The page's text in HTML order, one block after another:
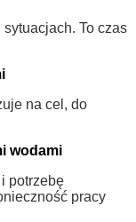
To czas
na cel, do
wodami
potrzebę
pracy